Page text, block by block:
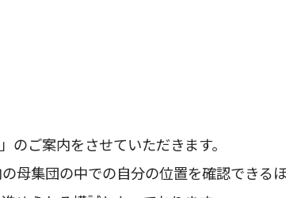
のご案内をさせていただきます。
母集団の中での自分の位置を確認でき